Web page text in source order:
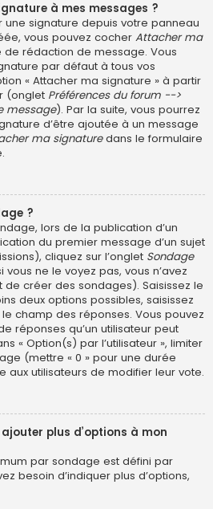
à mes messages ?
une signature depuis votre panneau
vous pouvez cocher Attacher ma
rédaction de message. Vous
par défaut à tous vos
« Attacher ma signature » à partir
(onglet Préférences du forum -->
message). Par la suite, vous pourrez
d’être ajoutée à un message
ma signaturedans le formulaire
?
lors de la publication d’un
du premier message d’un sujet
cliquez sur l’onglet Sondage
ne le voyez pas, vous n’avez
créer des sondages). Saisissez le
deux options possibles, saisissez
champ des réponses. Vous pouvez
réponses qu’un utilisateur peut
« Option(s) par l’utilisateur », limiter
(mettre « 0 » pour une durée
aux utilisateurs de modifier leur vote.
plus d’options à mon
par sondage est défini par
besoin d’indiquer plus d’options,